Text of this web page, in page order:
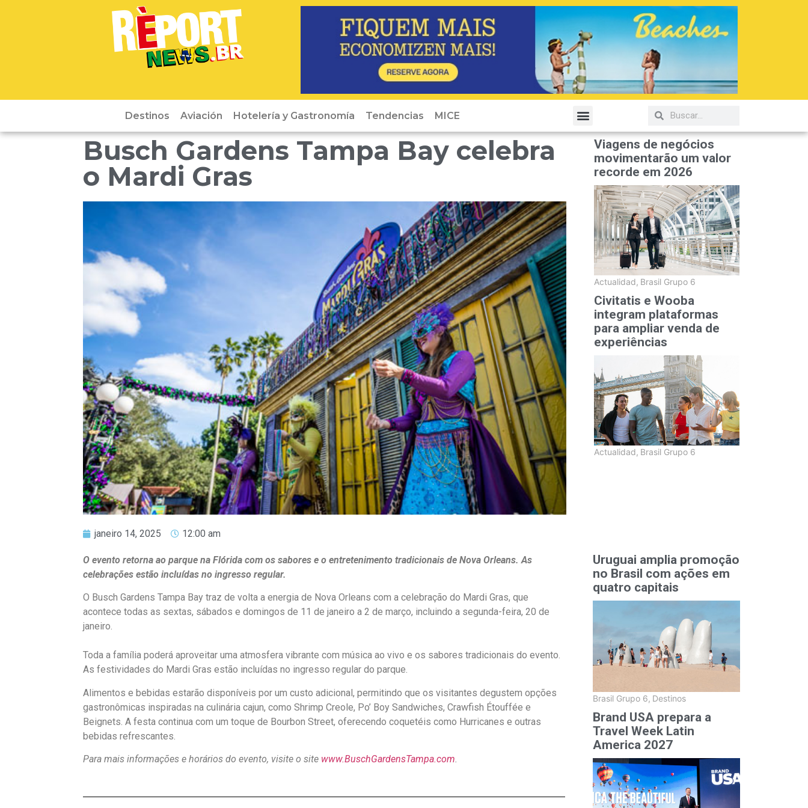
Destinos Aviación Hotelería y Gastronomía Tendencias MICE
Busch Gardens Tampa Bay celebra
o Mardi Gras
janeiro 14, 2025 12:00 am
Viagens de negócios
movimentarão um valor
recorde em 2026
Actualidad, Brasil Grupo 6
Civitatis e Wooba
integram plataformas
para ampliar venda de
experiências
Actualidad, Brasil Grupo 6
O evento retorna ao parque na Flórida com os sabores e o entretenimento tradicionais de Nova Orleans. As
celebrações estão incluídas no ingresso regular.
O Busch Gardens Tampa Bay traz de volta a energia de Nova Orleans com a celebração do Mardi Gras, que
acontece todas as sextas, sábados e domingos de 11 de janeiro a 2 de março, incluindo a segunda-feira, 20 de
janeiro.
Toda a família poderá aproveitar uma atmosfera vibrante com música ao vivo e os sabores tradicionais do evento.
As festividades do Mardi Gras estão incluídas no ingresso regular do parque.
Alimentos e bebidas estarão disponíveis por um custo adicional, permitindo que os visitantes degustem opções
gastronômicas inspiradas na culinária cajun, como Shrimp Creole, Po’ Boy Sandwiches, Crawfish Étouffée e
Beignets. A festa continua com um toque de Bourbon Street, oferecendo coquetéis como Hurricanes e outras
bebidas refrescantes.
Para mais informações e horários do evento, visite o site www.BuschGardensTampa.com.
Uruguai amplia promoção
no Brasil com ações em
quatro capitais
Brasil Grupo 6, Destinos
Brand USA prepara a
Travel Week Latin
America 2027